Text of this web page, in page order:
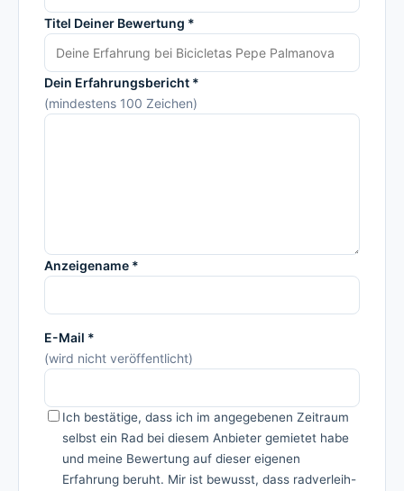
Titel Deiner Bewertung *
Dein Erfahrungsbericht *
(mindestens 100 Zeichen)
Anzeigename *
E-Mail *
(wird nicht veröffentlicht)
Ich bestätige, dass ich im angegebenen Zeitraum
selbst ein Rad bei diesem Anbieter gemietet habe
und meine Bewertung auf dieser eigenen
Erfahrung beruht. Mir ist bewusst, dass radverleih-